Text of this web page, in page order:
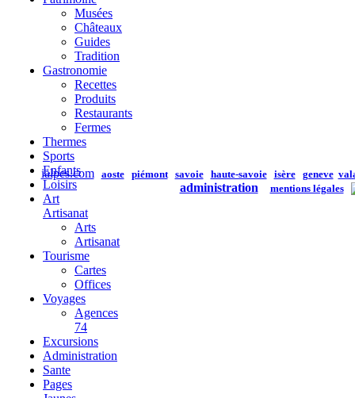
ialpes.com aoste piémont savoie haute-savoie isère geneve
administration mentions légales
Musées
Châteaux
Guides
Tradition
Gastronomie
Recettes
Produits
Restaurants
Fermes
Thermes
Sports
Enfants
Loisirs
Art
Artisanat
Arts
Artisanat
Tourisme
Cartes
Offices
Voyages
Agences
74
Excursions
Administration
Sante
Pages